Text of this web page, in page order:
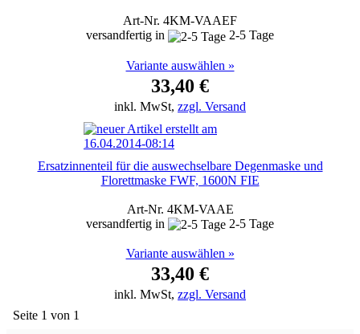
Art-Nr. 4KM-VAAEF
versandfertig in
2-5 Tage
Variante auswählen »
33,40 €
inkl. MwSt, zzgl. Versand
Ersatzinnenteil für die auswechselbare Degenmaske und
Florettmaske FWF, 1600N FIE
Art-Nr. 4KM-VAAE
versandfertig in
2-5 Tage
Variante auswählen »
33,40 €
inkl. MwSt, zzgl. Versand
Seite 1 von 1